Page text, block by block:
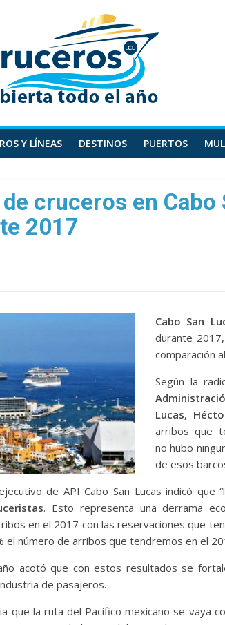
Y LÍNEAS DESTINOS PUERTOS
cruceros en
2017
Cabo San
durante
comparación
Según la
Lucas,
arribos que
no hubo
de esos
de API Cabo San Lucas indicó que
. Esto representa una derrama
en el 2017 con las reservaciones que
el número de arribos que tendremos en el
acotó que con estos resultados se
de pasajeros.
que la ruta del Pacífico mexicano se vaya